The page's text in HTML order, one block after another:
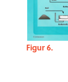
Figur 6.